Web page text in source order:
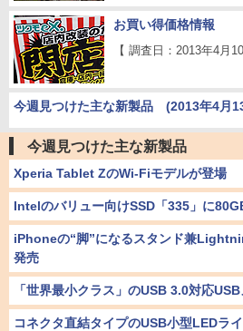
お買い得価格情報
【 調査日：2013年4月
今週見つけた主な新製品 (2013年4月
今週見つけた主な新製品
Xperia Tablet ZのWi-Fiモデルが登場
Intelのバリュー向けSSD「335」に
iPhoneの“脚”になるスタンド兼
発売
「世界最小クラス」のUSB 3.0対応
コネクタ直結タイプのUSB小型LEDラ